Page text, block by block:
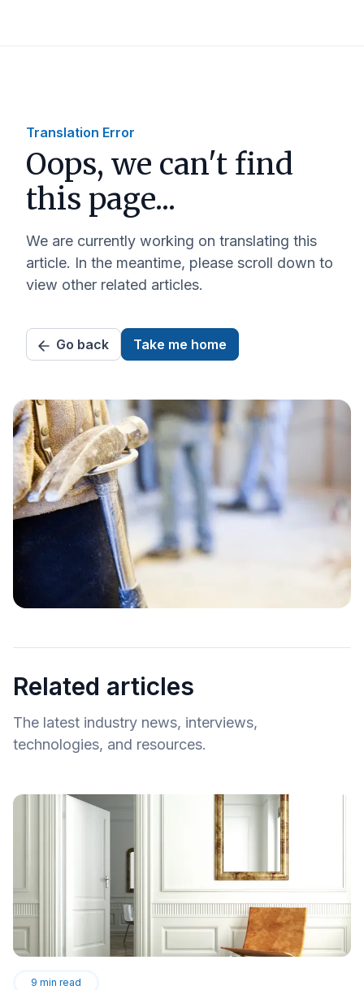
Translation Error
Oops, we can't find
this page...
We are currently working on translating this
article. In the meantime, please scroll down to
view other related articles.
Go back Take me home
Related articles
The latest industry news, interviews,
technologies, and resources.
9 min read